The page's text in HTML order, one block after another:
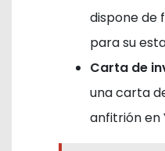
dispone de
para su
Carta de
una carta
anfitrión en